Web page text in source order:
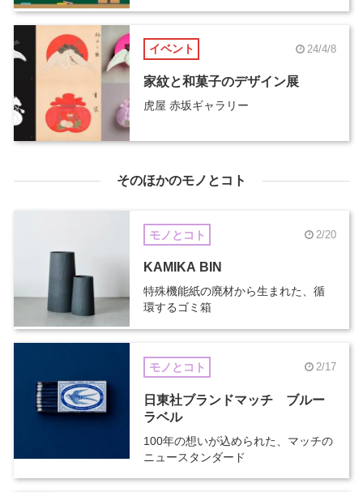
イベント 24/4/8
家紋と和菓子のデザイン展
虎屋 赤坂ギャラリー
そのほかのモノとコト
モノとコト 2/20
KAMIKA BIN
特殊機能紙の廃材から生まれた、循
環するゴミ箱
モノとコト 2/17
日東社ブランドマッチ ブルー
ラベル
100年の想いが込められた、マッチの
ニュースタンダード